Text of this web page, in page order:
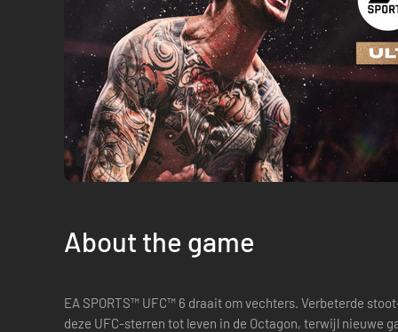
About the game
EA SPORTS™ UFC™ 6 draait om vechters. Verbeterde
deze UFC‑sterren tot leven in de Octagon, terwijl nieuwe